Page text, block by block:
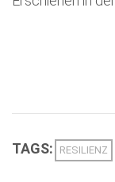
TAGS: RESILIENZ